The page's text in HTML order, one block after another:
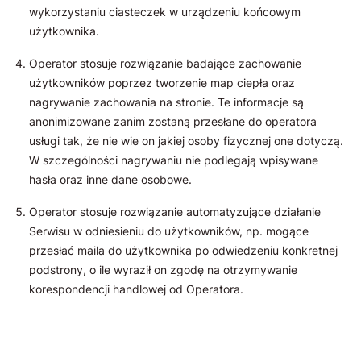
wykorzystaniu ciasteczek w urządzeniu końcowym
użytkownika.
Operator stosuje rozwiązanie badające zachowanie
użytkowników poprzez tworzenie map ciepła oraz
nagrywanie zachowania na stronie. Te informacje są
anonimizowane zanim zostaną przesłane do operatora
usługi tak, że nie wie on jakiej osoby fizycznej one dotyczą.
W szczególności nagrywaniu nie podlegają wpisywane
hasła oraz inne dane osobowe.
Operator stosuje rozwiązanie automatyzujące działanie
Serwisu w odniesieniu do użytkowników, np. mogące
przesłać maila do użytkownika po odwiedzeniu konkretnej
podstrony, o ile wyraził on zgodę na otrzymywanie
korespondencji handlowej od Operatora.